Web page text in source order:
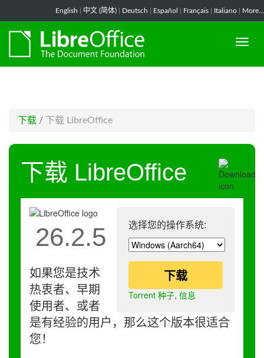
English 中文 (简体) Deutsch Español Français Italiano More...
下载 / 下载 LibreOffice
下载 LibreOffice
选择您的操作系统:
下载
Torrent 种子, 信息
26.2.5
如果您是技术
热衷者、早期
使用者、或者
是有经验的用户，那么这个版本很适合
您！